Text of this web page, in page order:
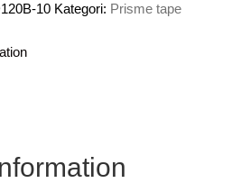
10 Kategori: Prisme tape